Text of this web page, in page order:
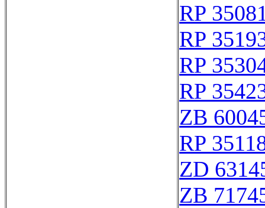
RP
RP
RP
RP
ZB
RP
ZD
ZB